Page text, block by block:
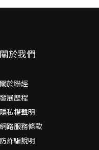
於我們
於聯經
展歷程
私權聲明
路服務條款
詐騙說明